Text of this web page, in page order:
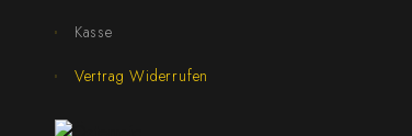
Kasse
Vertrag Widerrufen